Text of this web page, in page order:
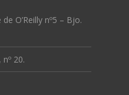
O’Reilly nº5 – Bjo.
20.